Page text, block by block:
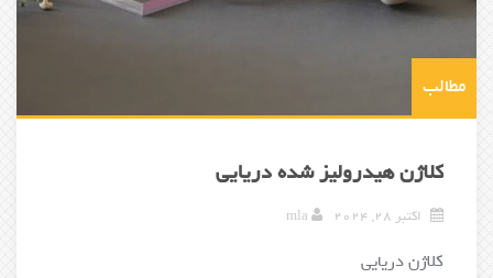
مطالب
کلاژن هیدرولیز شده دریایی
اکتبر 28, 2024 mla
کلاژن دریایی